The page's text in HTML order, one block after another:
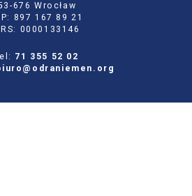
676 Wrocław
897 167 89 21
0000133146
71 355 52 02